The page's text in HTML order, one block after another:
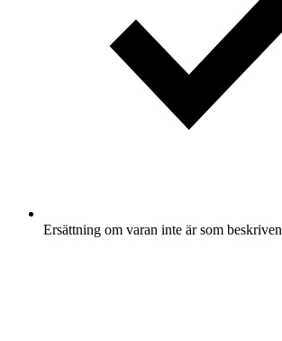
Ersättning om varan inte är som beskriven